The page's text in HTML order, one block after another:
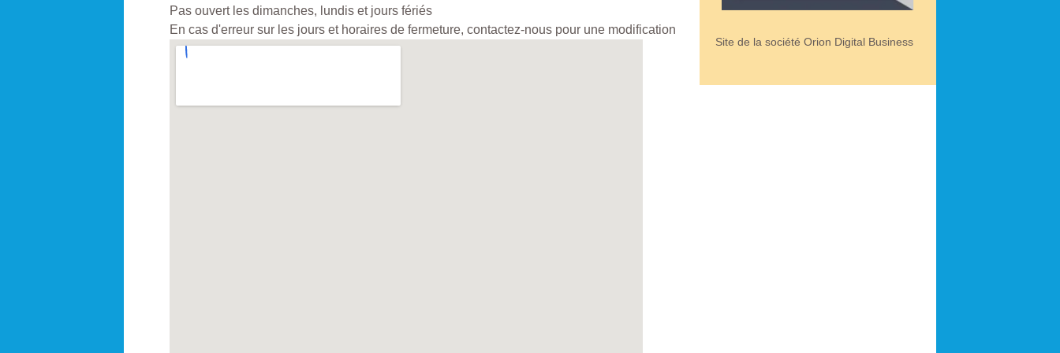
Pas ouvert les dimanches, lundis et jours fériés
En cas d'erreur sur les jours et horaires de fermeture, contactez-nous pour une modification
Site de la société Orion Digital Business